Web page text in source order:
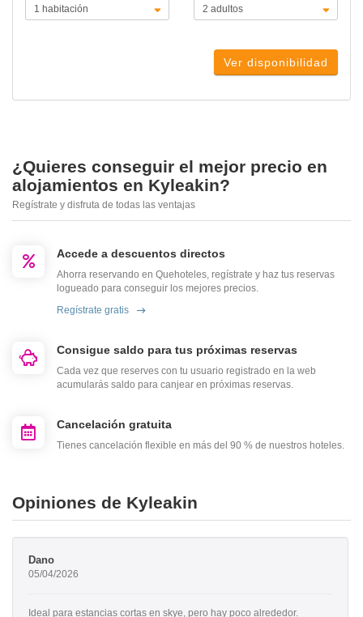
Ver disponibilidad
¿Quieres conseguir el mejor precio en
alojamientos en Kyleakin?
Regístrate y disfruta de todas las ventajas
Accede a descuentos directos
Ahorra reservando en Quehoteles, regístrate y haz tus reservas
logueado para conseguir los mejores precios.
Regístrate gratis
Consigue saldo para tus próximas reservas
Cada vez que reserves con tu usuario registrado en la web
acumularás saldo para canjear en próximas reservas.
Cancelación gratuita
Tienes cancelación flexible en más del 90 % de nuestros hoteles.
Opiniones de Kyleakin
Dano
05/04/2026
Ideal para estancias cortas en skye, pero hay poco alrededor.